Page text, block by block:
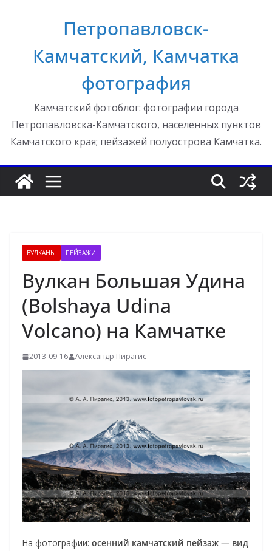
Петропавловск-
Камчатский, Камчатка
фотография
Камчатский фотоблог: фотографии города
Петропавловска-Камчатского, населенных пунктов
Камчатского края; пейзажей полуострова Камчатка.
ВУЛКАНЫ ПЕЙЗАЖИ
Вулкан Большая Удина
(Bolshaya Udina
Volcano) на Камчатке
2013-09-16 Александр Пирагис
На фотографии: осенний камчатский пейзаж — вид